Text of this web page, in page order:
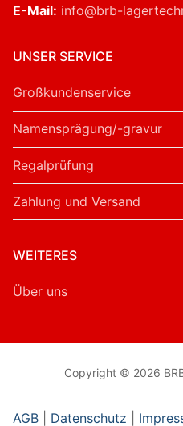
E-Mail: info@brb-
UNSER SERVICE
Großkundenservice
Namensprägung/-gravur
Regalprüfung
Zahlung und Versand
WEITERES
Über uns
Copyright © 2026
AGB Datenschutz